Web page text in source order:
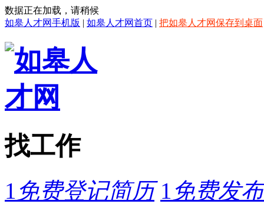
数据正在加载，请稍候
如皋人才网手机版 | 如皋人才网首页 | 把如皋人才网保存到桌面
找工作
1 免费登记简历 1 免费发